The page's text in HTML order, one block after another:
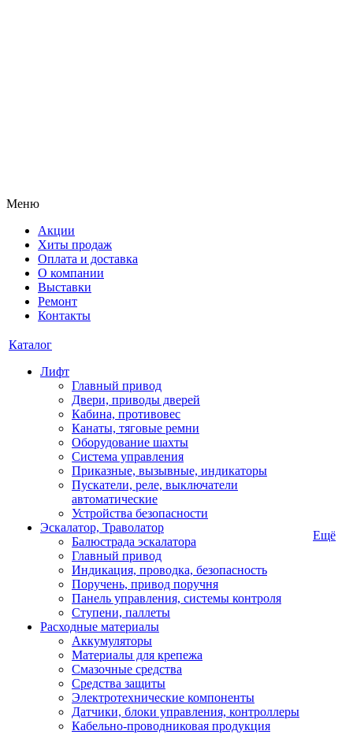
Меню
Акции
Хиты продаж
Оплата и доставка
О компании
Выставки
Ремонт
Контакты
Каталог
Лифт
Главный привод
Двери, приводы дверей
Кабина, противовес
Канаты, тяговые ремни
Оборудование шахты
Система управления
Приказные, вызывные, индикаторы
Пускатели, реле, выключатели
автоматические
Устройства безопасности
Эскалатор, Траволатор
Балюстрада эскалатора
Главный привод
Индикация, проводка, безопасность
Поручень, привод поручня
Панель управления, системы контроля
Ступени, паллеты
Расходные материалы
Аккумуляторы
Материалы для крепежа
Смазочные средства
Средства защиты
Электротехнические компоненты
Датчики, блоки управления, контроллеры
Кабельно-проводниковая продукция
Ещё